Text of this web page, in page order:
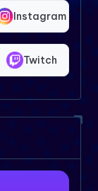
Instagram
Twitch